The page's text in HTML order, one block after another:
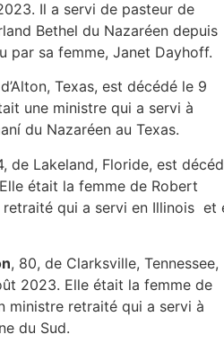
Il a servi de pasteur de
Bethel du Nazaréen depuis
par sa femme, Janet Dayhoff.
Texas, est décédé le 9
une ministre qui a servi à
du Nazaréen au Texas.
de Lakeland, Floride, est
était la femme de Robert
retraité qui a servi en Illinois et
, 80, de Clarksville, Tennessee,
2023. Elle était la femme de
ministre retraité qui a servi à
du Sud.